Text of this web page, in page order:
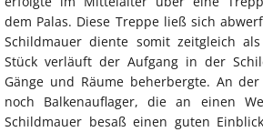
dem Palas. Diese Treppe ließ sich
Schildmauer diente somit zeitgleich
Stück verläuft der Aufgang in der
Gänge und Räume beherbergte. An
noch Balkenauflager, die an einen
Schildmauer besaß einen guten